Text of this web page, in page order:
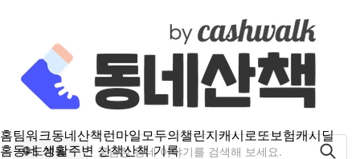
홈팀워크동네산책런마일모두의챌린지캐시로또보험캐시딜
홈동네 생활주변 산책산책 기록
도계동